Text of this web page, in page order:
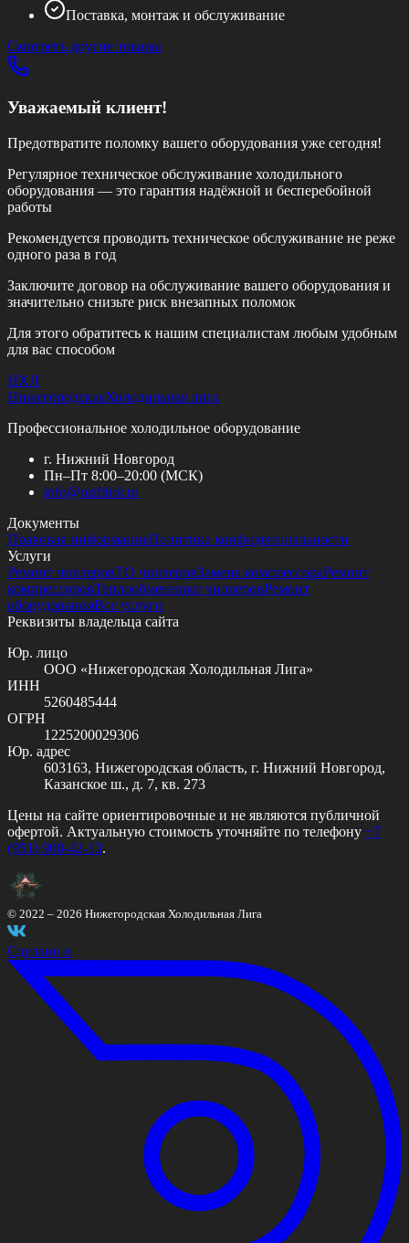
Поставка, монтаж и обслуживание
Смотреть другие товары
Уважаемый клиент!
Предотвратите поломку вашего оборудования уже сегодня!
Регулярное техническое обслуживание холодильного
оборудования — это гарантия надёжной и бесперебойной
работы
Рекомендуется проводить техническое обслуживание не реже
одного раза в год
Заключите договор на обслуживание вашего оборудования и
значительно снизьте риск внезапных поломок
Для этого обратитесь к нашим специалистам любым удобным
для вас способом
НХЛ
НижегородскаяХолодильная лига
Профессиональное холодильное оборудование
г. Нижний Новгород
Пн–Пт 8:00–20:00 (МСК)
info@nizhhol.ru
Документы
Правовая информацияПолитика конфиденциальности
Услуги
Ремонт чиллеровТО чиллеровЗамена компрессораРемонт
компрессоровТеплообменники чиллеровРемонт
оборудованияВсе услуги
Реквизиты владельца сайта
Юр. лицо
ООО «Нижегородская Холодильная Лига»
ИНН
5260485444
ОГРН
1225200029306
Юр. адрес
603163, Нижегородская область, г. Нижний Новгород,
Казанское ш., д. 7, кв. 273
Цены на сайте ориентировочные и не являются публичной
офертой. Актуальную стоимость уточняйте по телефону +7
(951) 908-42-13.
© 2022 – 2026 Нижегородская Холодильная Лига
Сделано в